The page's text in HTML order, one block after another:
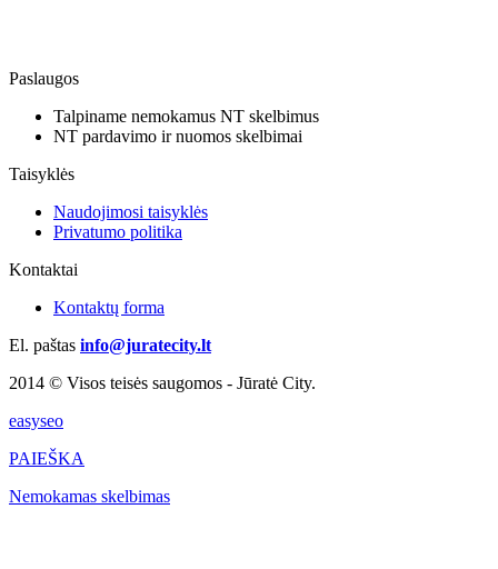
Paslaugos
Talpiname nemokamus NT skelbimus
NT pardavimo ir nuomos skelbimai
Taisyklės
Naudojimosi taisyklės
Privatumo politika
Kontaktai
Kontaktų forma
El. paštas info@juratecity.lt
2014 © Visos teisės saugomos - Jūratė City.
easyseo
PAIEŠKA
Nemokamas skelbimas